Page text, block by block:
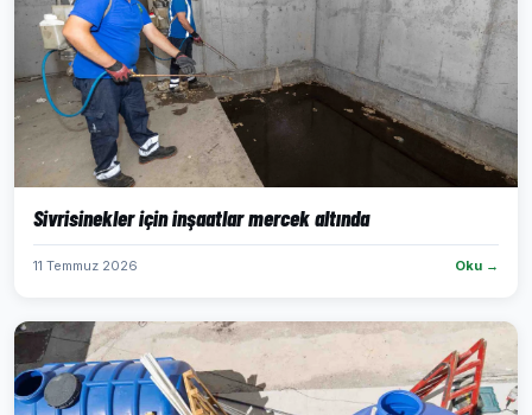
Sivrisinekler için inşaatlar mercek altında
11 Temmuz 2026 Oku →